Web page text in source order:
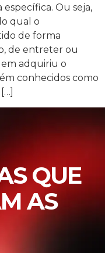
Ou seja,
qual o
de forma
de entreter ou
adquiriu o
conhecidos como
QUE
AS